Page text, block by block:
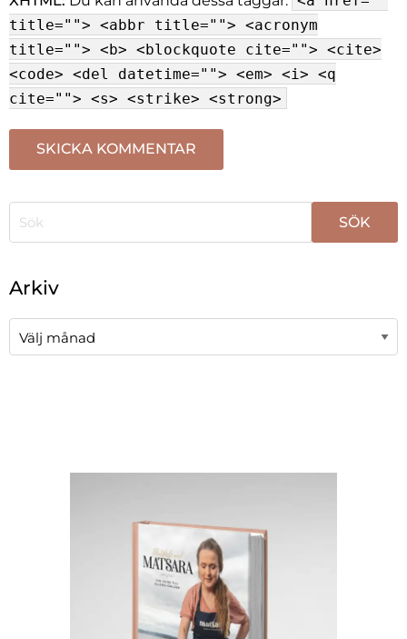
title=""> <abbr title=""> <acronym
title=""> <b> <blockquote cite=""> <cite>
<code> <del datetime=""> <em> <i> <q
cite=""> <s> <strike> <strong>
Arkiv